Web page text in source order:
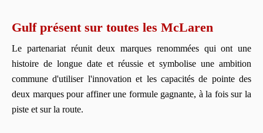
Gulf présent sur toutes les McLaren
Le partenariat réunit deux marques renommées qui ont une
histoire de longue date et réussie et symbolise une ambition
commune d'utiliser l'innovation et les capacités de pointe des
deux marques pour affiner une formule gagnante, à la fois sur la
piste et sur la route.